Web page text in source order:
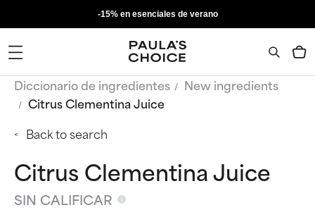
-15% en esenciales de verano
Diccionario de ingredientes
New ingredients
Citrus Clementina Juice
Back to search
Citrus Clementina Juice
SIN CALIFICAR